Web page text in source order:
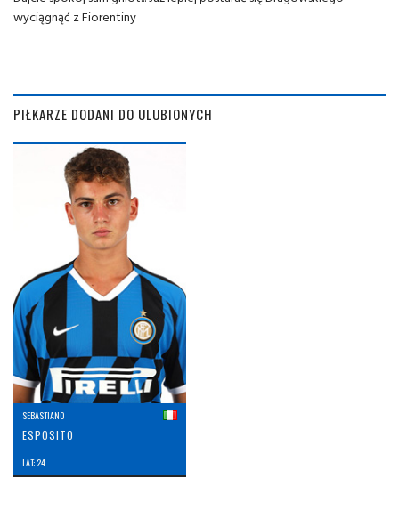
wyciągnąć z Fiorentiny
PIŁKARZE DODANI DO ULUBIONYCH
SEBASTIANO
ESPOSITO
LAT: 24